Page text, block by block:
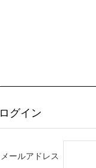
ログイン
メールアドレス